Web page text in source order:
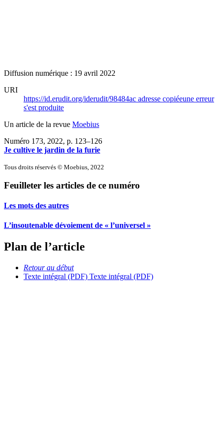
Diffusion numérique : 19 avril 2022
URI
https://id.erudit.org/iderudit/98484ac adresse copiéeune erreur
s'est produite
Un article de la revue Moebius
Numéro 173, 2022, p. 123–126
Je cultive le jardin de la furie
Tous droits réservés © Moebius, 2022
Feuilleter les articles de ce numéro
Les mots des autres
L’insoutenable dévoiement de « l’universel »
Plan de l’article
Retour au début
Texte intégral (PDF) Texte intégral (PDF)